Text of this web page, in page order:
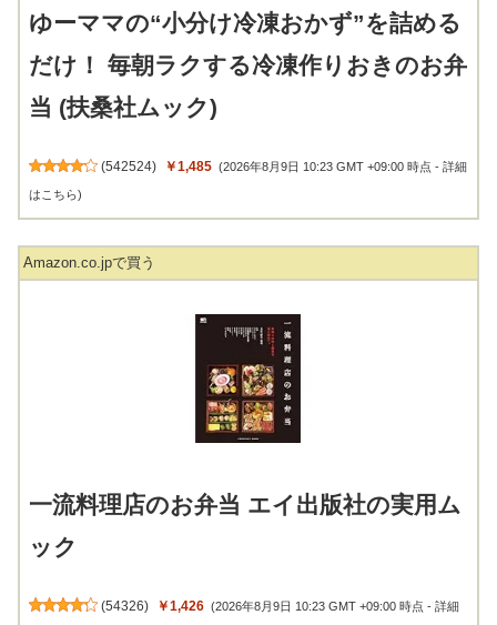
ゆーママの“小分け冷凍おかず”を詰める
だけ！ 毎朝ラクする冷凍作りおきのお弁
当 (扶桑社ムック)
(542524) ￥1,485 (2026年8月9日 10:23 GMT +09:00 時点 -詳細
はこちら)
Amazon.co.jpで買う
一流料理店のお弁当 エイ出版社の実用ム
ック
(54326) ￥1,426 (2026年8月9日 10:23 GMT +09:00 時点 -詳細